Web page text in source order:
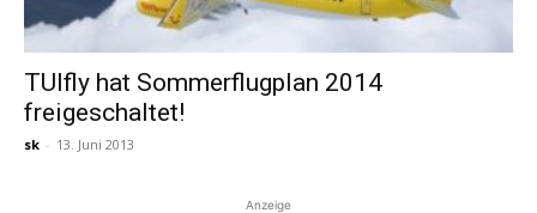
und
TUIfly hat Sommerflugplan 2014
freigeschaltet!
sk - 13. Juni 2013
Anzeige